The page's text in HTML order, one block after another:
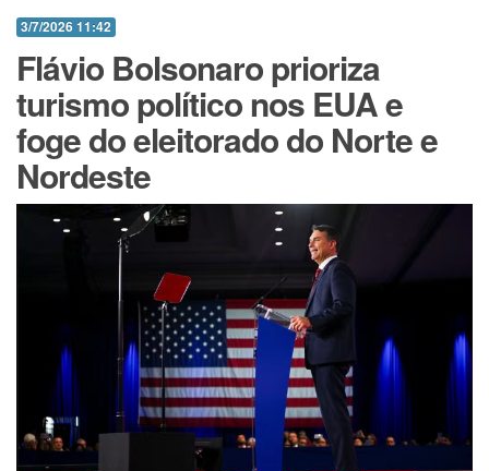
3/7/2026 11:42
Flávio Bolsonaro prioriza
turismo político nos EUA e
foge do eleitorado do Norte e
Nordeste